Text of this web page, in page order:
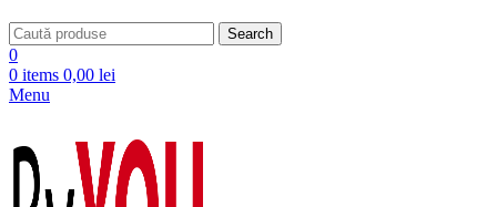
Search
0
0 items 0,00 lei
Menu